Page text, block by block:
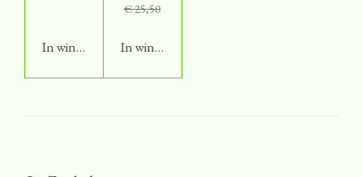
In winkelwagen
€ 25,50
In winkelwagen